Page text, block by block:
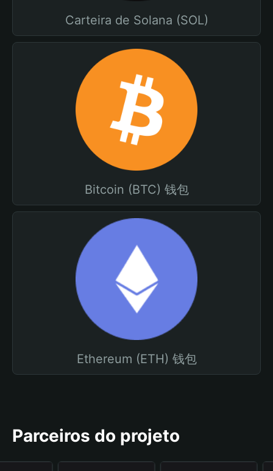
Carteira de Solana (SOL)
Bitcoin (BTC) 钱包
Ethereum (ETH) 钱包
Parceiros do projeto